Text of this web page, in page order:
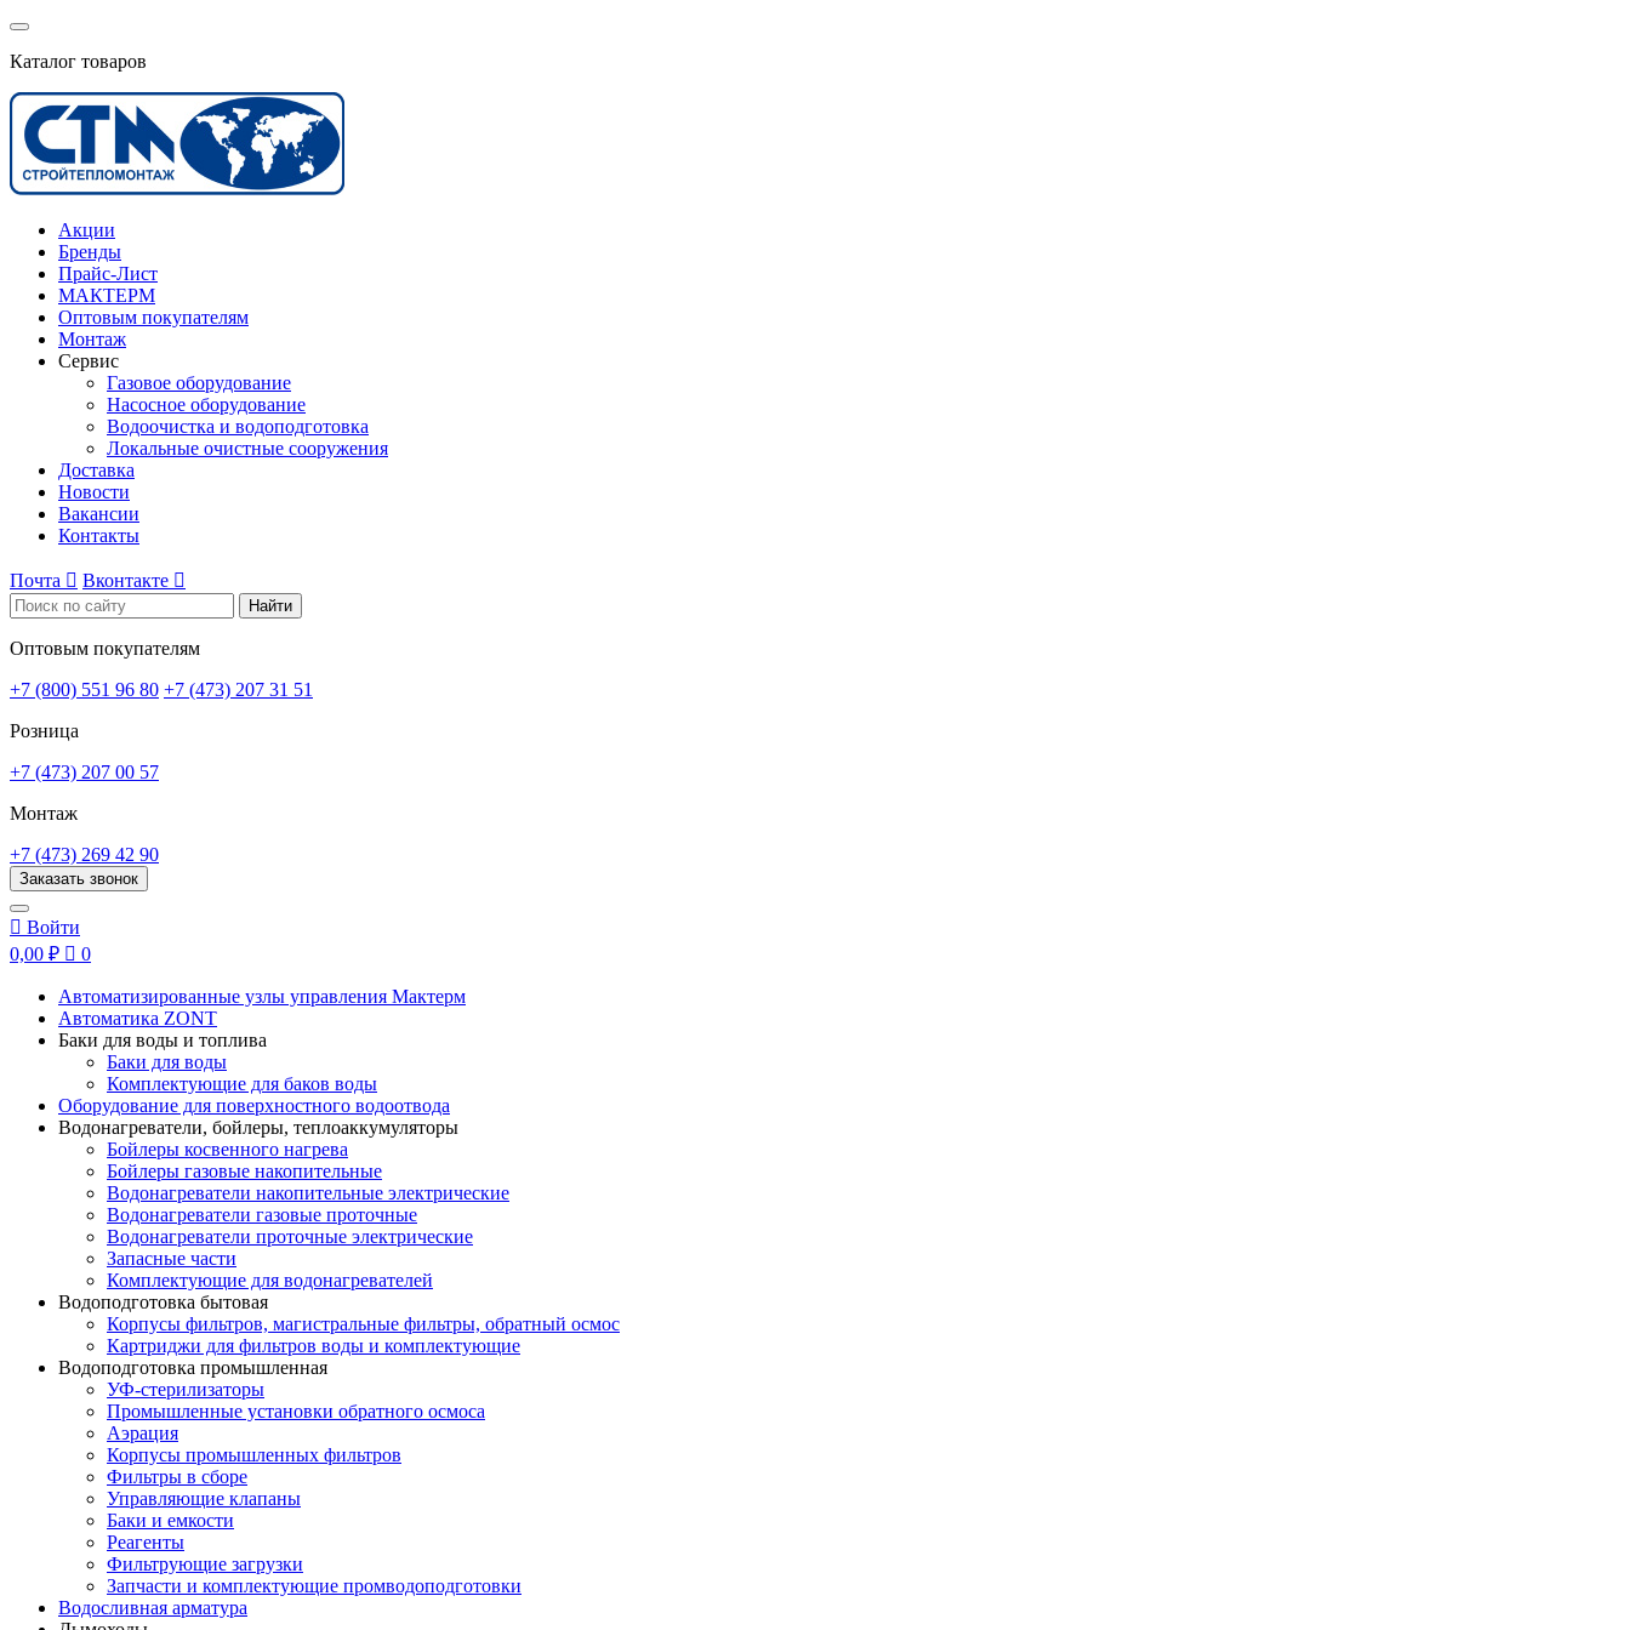
Каталог товаров
Акции
Бренды
Прайс-Лист
МАКТЕРМ
Оптовым покупателям
Монтаж
Сервис
Газовое оборудование
Насосное оборудование
Водоочистка и водоподготовка
Локальные очистные сооружения
Доставка
Новости
Вакансии
Контакты
Почта  Вконтакте 
Найти
Оптовым покупателям
+7 (800) 551 96 80 +7 (473) 207 31 51
Розница
+7 (473) 207 00 57
Монтаж
+7 (473) 269 42 90
Заказать звонок
 Войти
0,00 ₽  0
Автоматизированные узлы управления Мактерм
Автоматика ZONT
Баки для воды и топлива
Баки для воды
Комплектующие для баков воды
Оборудование для поверхностного водоотвода
Водонагреватели, бойлеры, теплоаккумуляторы
Бойлеры косвенного нагрева
Бойлеры газовые накопительные
Водонагреватели накопительные электрические
Водонагреватели газовые проточные
Водонагреватели проточные электрические
Запасные части
Комплектующие для водонагревателей
Водоподготовка бытовая
Корпусы фильтров, магистральные фильтры, обратный осмос
Картриджи для фильтров воды и комплектующие
Водоподготовка промышленная
УФ-стерилизаторы
Промышленные установки обратного осмоса
Аэрация
Корпусы промышленных фильтров
Фильтры в сборе
Управляющие клапаны
Баки и емкости
Реагенты
Фильтрующие загрузки
Запчасти и комплектующие промводоподготовки
Водосливная арматура